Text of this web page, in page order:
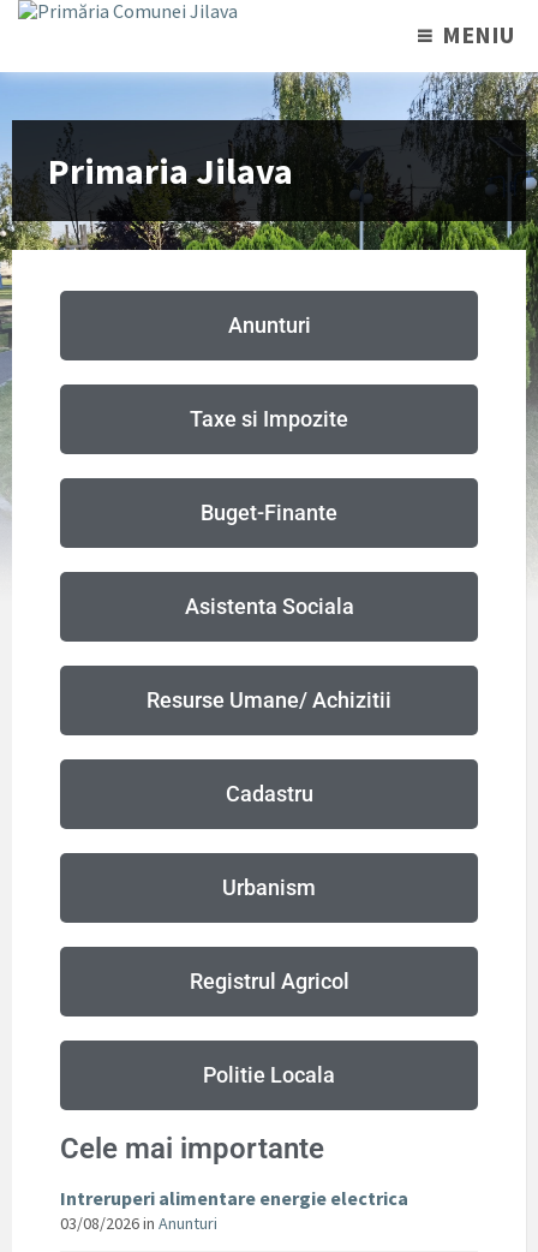
MENIU
Primaria Jilava
Anunturi
Taxe si Impozite
Buget-Finante
Asistenta Sociala
Resurse Umane/ Achizitii
Cadastru
Urbanism
Registrul Agricol
Politie Locala
Cele mai importante
Intreruperi alimentare energie electrica
03/08/2026in Anunturi